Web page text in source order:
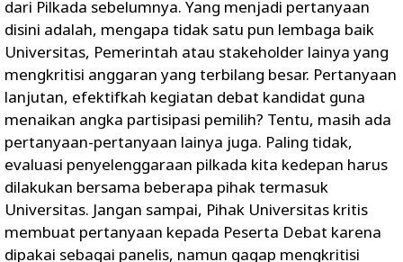
dari Pilkada sebelumnya. Yang menjadi pertanyaan
disini adalah, mengapa tidak satu pun lembaga baik
Universitas, Pemerintah atau stakeholder lainya yang
mengkritisi anggaran yang terbilang besar. Pertanyaan
lanjutan, efektifkah kegiatan debat kandidat guna
menaikan angka partisipasi pemilih? Tentu, masih ada
pertanyaan-pertanyaan lainya juga. Paling tidak,
evaluasi penyelenggaraan pilkada kita kedepan harus
dilakukan bersama beberapa pihak termasuk
Universitas. Jangan sampai, Pihak Universitas kritis
membuat pertanyaan kepada Peserta Debat karena
dipakai sebagai panelis, namun gagap mengkritisi